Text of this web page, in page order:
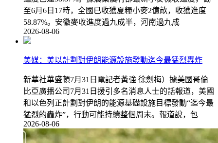
至6月6日17時，全國已收獲夏糧小麥2億畝，收獲進度
58.87%。安徽麥收進度過九成半，河南過九成
2026-08-06
美媒：美以計劃對伊朗能源設施發動迄今最猛烈轟炸
新華社華盛頓7月31日電記者黃強 徐劍梅）據美國哥倫
比亞廣播公司7月31日援引多名消息人士的話報道，美國
和以色列正計劃對伊朗的能源基礎設施目標發動“迄今最
猛烈的轟炸”，行動可能持續整個周末。報道說，包
2026-08-06